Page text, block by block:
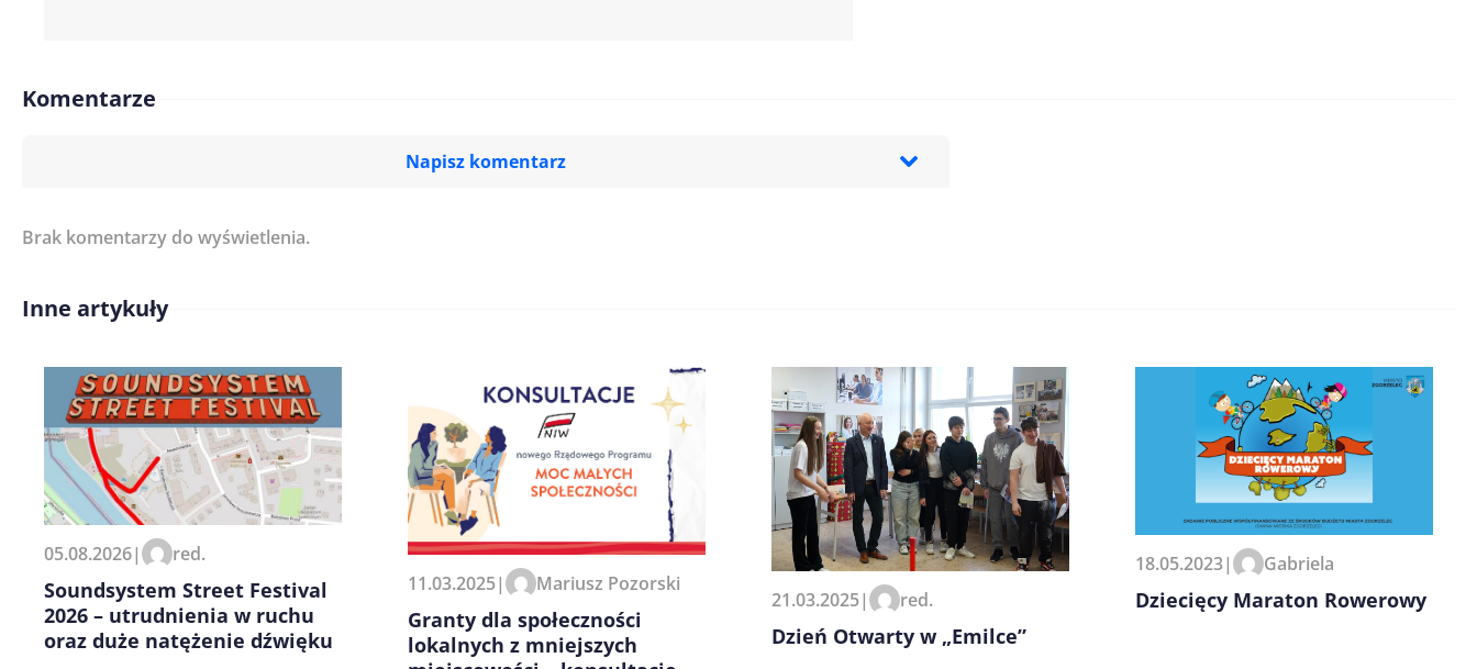
Komentarze
Napisz komentarz
Imię/ Nick*
Zapamiętaj moje dane w tej przeglądarce podczas pisania
Brak komentarzy do wyświetlenia.
Inne artykuły
05.08.2026| red.
Soundsystem Street Festival
2026 – utrudnienia w ruchu
oraz duże natężenie dźwięku
11.03.2025| Mariusz Pozorski
Granty dla społeczności
lokalnych z mniejszych
21.03.2025| red.
Dzień Otwarty w „Emilce”
18.05.2023| Gabriela
Dziecięcy Maraton Rowerowy